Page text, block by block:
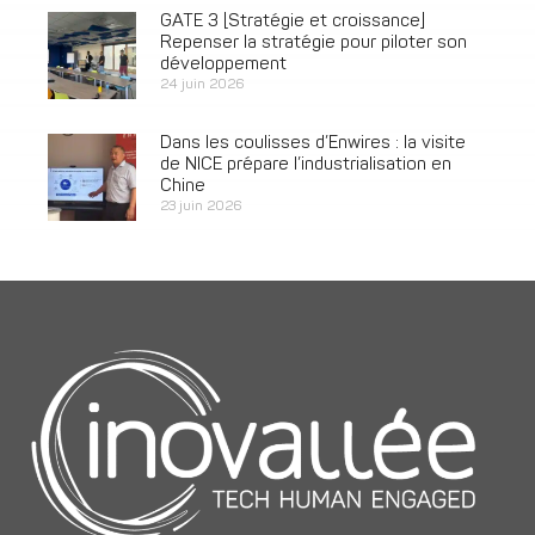
GATE 3 [Stratégie et croissance]
Repenser la stratégie pour piloter son
développement
24 juin 2026
Dans les coulisses d’Enwires : la visite
de NICE prépare l’industrialisation en
Chine
23 juin 2026